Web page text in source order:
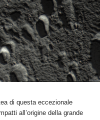
di questa eccezionale
all’origine della grande